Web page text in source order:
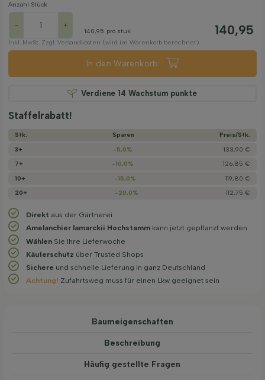
Anzahl Stück
- +
140,95 pro stuk 140,95
Inkl. MwSt. Zzgl. Versandkosten (wird im Warenkorb berechnet)
In den Warenkorb
Verdiene 14 Wachstum punkte
Staffelrabatt!
Stk. Sparen
Preis/­Stk.
3+
-5,0%
133,90 €
7+
-10,0%
126,85 €
10+
-15,0%
119,80 €
20+
-20,0% 112,75 €
Direkt aus der Gärtnerei
Amelanchier lamarckii Hochstamm kann jetzt gepflanzt werden
Wählen Sie Ihre Lieferwoche
Käuferschutz über Trusted Shops
Sichere und schnelle Lieferung in ganz Deutschland
Achtung! Zufahrtsweg muss für einen Lkw geeignet sein
Baum­eigen­schaften
Beschreibung
Häufig gestellte Fragen